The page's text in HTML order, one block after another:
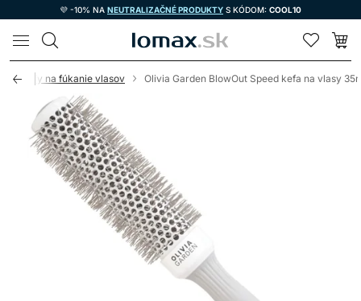
💜 -10% NA NEUTRALIZAČNÉ PRODUKTY S KÓDOM: COOL10
LOMAX
Kefy na fúkanie vlasov Olivia Garden BlowOut Speed kefa na vlasy